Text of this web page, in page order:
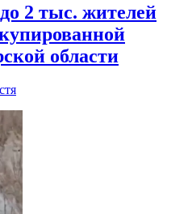
2 тыс. жителей
области